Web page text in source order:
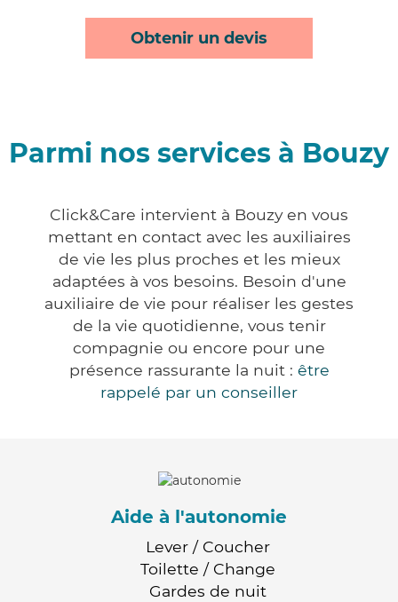
Obtenir un devis
Parmi nos services à Bouzy
Click&Care intervient à Bouzy en vous
mettant en contact avec les auxiliaires
de vie les plus proches et les mieux
adaptées à vos besoins. Besoin d'une
auxiliaire de vie pour réaliser les gestes
de la vie quotidienne, vous tenir
compagnie ou encore pour une
présence rassurante la nuit : être
rappelé par un conseiller
Aide à l'autonomie
Lever / Coucher
Toilette / Change
Gardes de nuit